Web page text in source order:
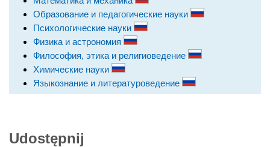
Образование и педагогические науки
Психологические науки
Физика и астрономия
Философия, этика и религиоведение
Химические науки
Языкознание и литературоведение
Udostępnij